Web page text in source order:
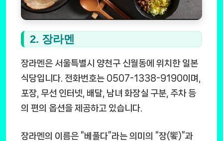
2. 장라멘
장라멘은 서울특별시 양천구 신월동에 위치한 일본
식당입니다. 전화번호는 0507-1338-9190이며,
포장, 무선 인터넷, 배달, 남녀 화장실 구분, 주차 등
의 편의 옵션을 제공하고 있습니다.
장라멘의 이름은 “베풀다”라는 의미의 “장(饗)”과